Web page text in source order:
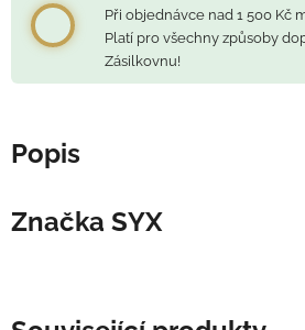
Při objednávce nad 1 500 Kč
Platí pro všechny způsoby
Zásilkovnu!
Popis
Značka SYX